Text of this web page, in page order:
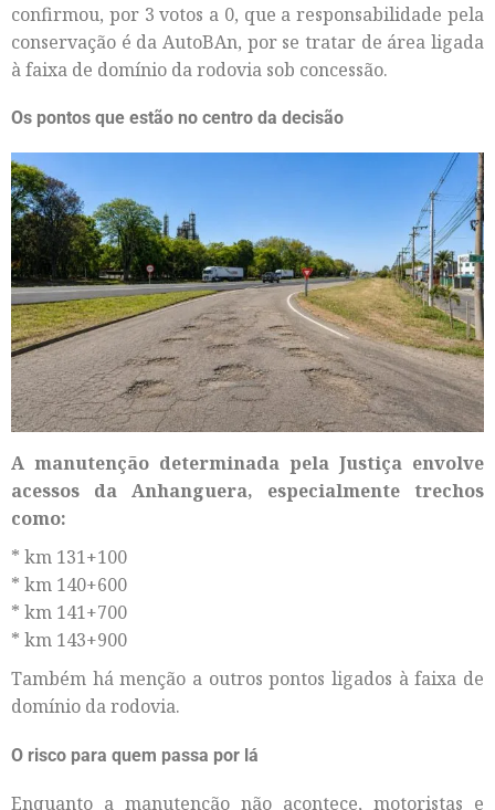
confirmou, por 3 votos a 0, que a responsabilidade pela
conservação é da AutoBAn, por se tratar de área ligada
à faixa de domínio da rodovia sob concessão.
Os pontos que estão no centro da decisão
A manutenção determinada pela Justiça envolve
acessos da Anhanguera, especialmente trechos
como:
* km 131+100
* km 140+600
* km 141+700
* km 143+900
Também há menção a outros pontos ligados à faixa de
domínio da rodovia.
O risco para quem passa por lá
Enquanto a manutenção não acontece, motoristas e